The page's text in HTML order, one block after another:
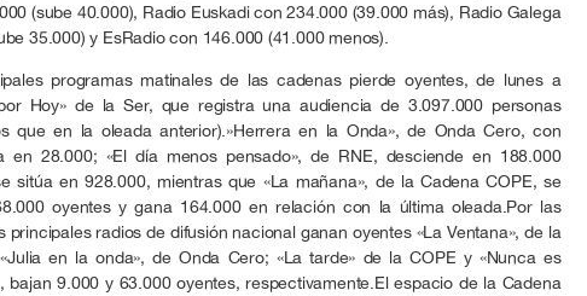
(sube 40.000), Radio Euskadi con 234.000 (39.000 más), Radio Galega
35.000) y EsRadio con 146.000 (41.000 menos).
programas matinales de las cadenas pierde oyentes, de lunes a
Hoy» de la Ser, que registra una audiencia de 3.097.000 personas
que en la oleada anterior).»Herrera en la Onda», de Onda Cero, con
en 28.000; «El día menos pensado», de RNE, desciende en 188.000
sitúa en 928.000, mientras que «La mañana», de la Cadena COPE, se
oyentes y gana 164.000 en relación con la última oleada.Por las
principales radios de difusión nacional ganan oyentes «La Ventana», de la
en la onda», de Onda Cero; «La tarde» de la COPE y «Nunca es
bajan 9.000 y 63.000 oyentes, respectivamente.El espacio de la Cadena